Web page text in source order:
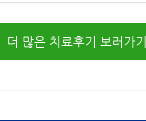
더 많은 치료후기 보러가